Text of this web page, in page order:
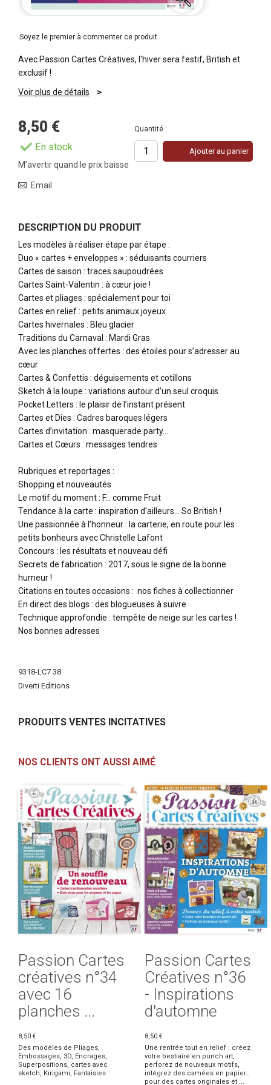
Soyez le premier à commenter ce produit
Avec Passion Cartes Créatives, l'hiver sera festif, British et
exclusif !
Voir plus de détails
8,50 €
En stock
Quantité :
Ajouter au panier
M’avertir quand le prix baisse
Email
DESCRIPTION DU PRODUIT
Les modèles à réaliser étape par étape :
Duo « cartes + enveloppes » : séduisants courriers
Cartes de saison : traces saupoudrées
Cartes Saint-Valentin : à cœur joie !
Cartes et pliages : spécialement pour toi
Cartes en relief : petits animaux joyeux
Cartes hivernales : Bleu glacier
Traditions du Carnaval : Mardi Gras
Avec les planches offertes : des étoiles pour s’adresser au
cœur
Cartes & Confettis : déguisements et cotillons
Sketch à la loupe : variations autour d’un seul croquis
Pocket Letters : le plaisir de l’instant présent
Cartes et Dies : Cadres baroques légers
Cartes d’invitation : masquerade party…
Cartes et Cœurs : messages tendres
Rubriques et reportages :
Shopping et nouveautés
Le motif du moment : F… comme Fruit
Tendance à la carte : inspiration d’ailleurs… So British !
Une passionnée à l’honneur : la carterie, en route pour les
petits bonheurs avec Christelle Lafont
Concours : les résultats et nouveau défi
Secrets de fabrication : 2017, sous le signe de la bonne
humeur !
Citations en toutes occasions : nos fiches à collectionner
En direct des blogs : des blogueuses à suivre
Technique approfondie : tempête de neige sur les cartes !
Nos bonnes adresses
d'infos
9318-LC7 38
Diverti Editions
PRODUITS VENTES INCITATIVES
NOS CLIENTS ONT AUSSI AIMÉ
Passion Cartes
créatives n°34
avec 16
planches ...
8,50 €
Des modèles de Pliages,
Embossages, 3D, Encrages,
Superpositions, cartes avec
sketch, Kirigami, Fantaisies
Passion Cartes
Créatives n°36
- Inspirations
d'automne
8,50 €
Une rentrée tout en relief : créez
votre bestiaire en punch art,
perforez de nouveaux motifs,
intégrez des camées en papier…
pour des cartes originales et ...